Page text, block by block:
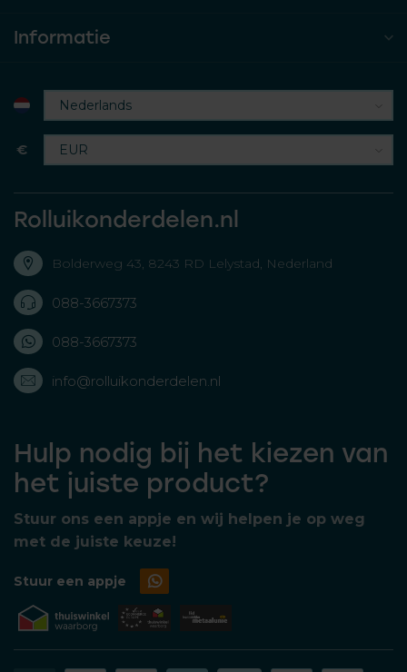
Informatie
€
Rolluikonderdelen.nl
Bolderweg 43, 8243 RD Lelystad, Nederland
088-3667373
088-3667373
info@rolluikonderdelen.nl
Hulp nodig bij het kiezen van
het juiste product?
Stuur ons een appje en wij helpen je op weg
met de juiste keuze!
Stuur een appje